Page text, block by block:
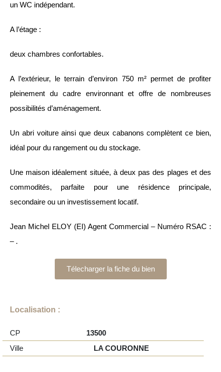
un WC indépendant.
A l’étage :
deux chambres confortables.
A l’extérieur, le terrain d’environ 750 m² permet de profiter
pleinement du cadre environnant et offre de nombreuses
possibilités d’aménagement.
Un abri voiture ainsi que deux cabanons complètent ce bien,
idéal pour du rangement ou du stockage.
Une maison idéalement située, à deux pas des plages et des
commodités, parfaite pour une résidence principale,
secondaire ou un investissement locatif.
Jean Michel ELOY (EI) Agent Commercial – Numéro RSAC :
– .
Télecharger la fiche du bien
Localisation :
CP
13500
Ville
LA COURONNE